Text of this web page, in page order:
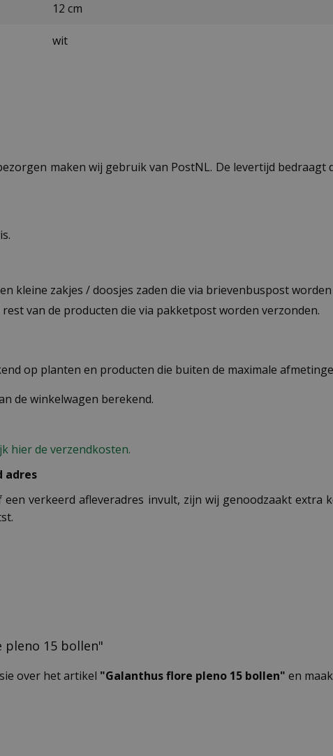
12 cm
wit
maken wij gebruik van PostNL. De levertijd
kleine zakjes / doosjes zaden die via brievenbuspost
van de producten die via pakketpost worden verzonden.
op planten en producten die buiten de maximale
de winkelwagen berekend.
hier de verzendkosten.
adres
verkeerd afleveradres invult, zijn wij genoodzaakt
pleno 15 bollen"
over het artikel "Galanthus flore pleno 15 bollen" en